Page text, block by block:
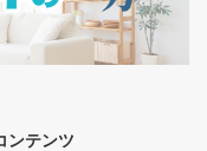
ンテンツ